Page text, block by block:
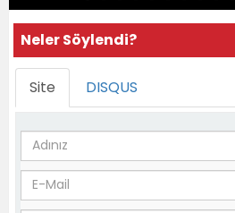
Neler Söylendi?
Site DISQUS